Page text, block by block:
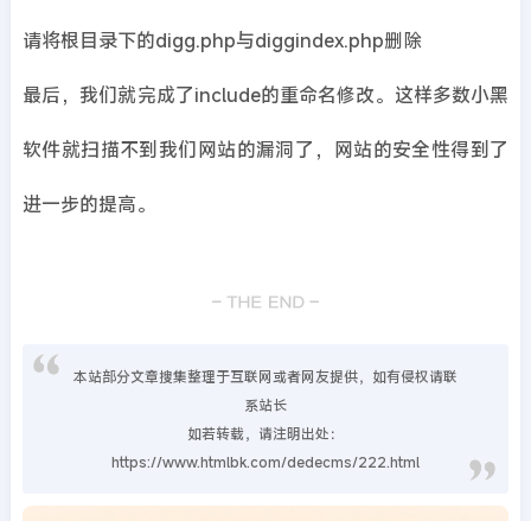
请将根目录下的digg.php与diggindex.php删除
最后，我们就完成了include的重命名修改。这样多数小黑
软件就扫描不到我们网站的漏洞了，网站的安全性得到了
进一步的提高。
本站部分文章搜集整理于互联网或者网友提供，如有侵权请联
系站长
如若转载，请注明出处：
https://www.htmlbk.com/dedecms/222.html